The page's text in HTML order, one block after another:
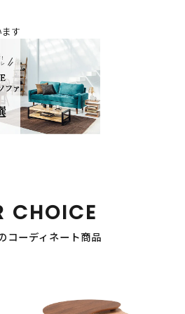
す
CHOICE
コーディネート商品